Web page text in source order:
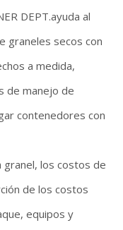
DEPT.ayuda al
graneles secos con
a medida,
de manejo de
contenedores con
granel, los costos de
de los costos
equipos y